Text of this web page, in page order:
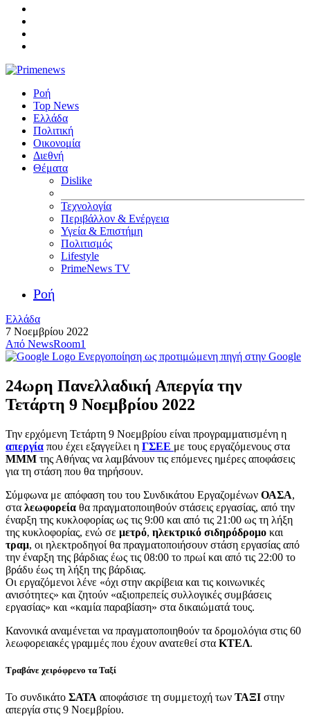
Ροή
Top News
Ελλάδα
Πολιτική
Οικονομία
Διεθνή
Θέματα
Dislike
Τεχνολογία
Περιβάλλον & Ενέργεια
Υγεία & Επιστήμη
Πολιτισμός
Lifestyle
PrimeNews TV
Ροή
Ελλάδα
7 Νοεμβρίου 2022
Από NewsRoom1
Ενεργοποίηση ως προτιμώμενη πηγή στην Google
24ωρη Πανελλαδική Απεργία την
Τετάρτη 9 Νοεμβρίου 2022
Την ερχόμενη Τετάρτη 9 Νοεμβρίου είναι προγραμματισμένη η
απεργία που έχει εξαγγείλει η ΓΣΕΕ με τους εργαζόμενους στα
ΜΜΜ της Αθήνας να λαμβάνουν τις επόμενες ημέρες αποφάσεις
για τη στάση που θα τηρήσουν.
Σύμφωνα με απόφαση του του Συνδικάτου Εργαζομένων ΟΑΣΑ,
στα λεωφορεία θα πραγματοποιηθούν στάσεις εργασίας, από την
έναρξη της κυκλοφορίας ως τις 9:00 και από τις 21:00 ως τη λήξη
της κυκλοφορίας, ενώ σε μετρό, ηλεκτρικό σιδηρόδρομο και
τραμ, οι ηλεκτροδηγοί θα πραγματοποιήσουν στάση εργασίας από
την έναρξη της βάρδιας έως τις 08:00 το πρωί και από τις 22:00 το
βράδυ έως τη λήξη της βάρδιας.
Οι εργαζόμενοι λένε «όχι στην ακρίβεια και τις κοινωνικές
ανισότητες» και ζητούν «αξιοπρεπείς συλλογικές συμβάσεις
εργασίας» και «καμία παραβίαση» στα δικαιώματά τους.
Κανονικά αναμένεται να πραγματοποιηθούν τα δρομολόγια στις 60
λεωφορειακές γραμμές που έχουν ανατεθεί στα ΚΤΕΛ.
Τραβάνε χειρόφρενο τα Ταξί
Το συνδικάτο ΣΑΤΑ αποφάσισε τη συμμετοχή των ΤΑΞΙ στην
απεργία στις 9 Νοεμβρίου.